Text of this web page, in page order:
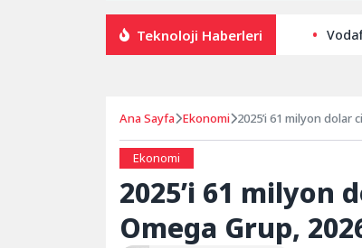
Teknoloji Haberleri
Ana Sayfa Ekonomi 2025’i 61 milyon dolar
Ekonomi
2025’i 61 milyon
Omega Grup,